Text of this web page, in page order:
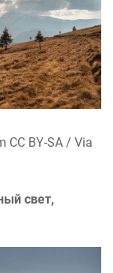
CC BY-SA / Via
свет,